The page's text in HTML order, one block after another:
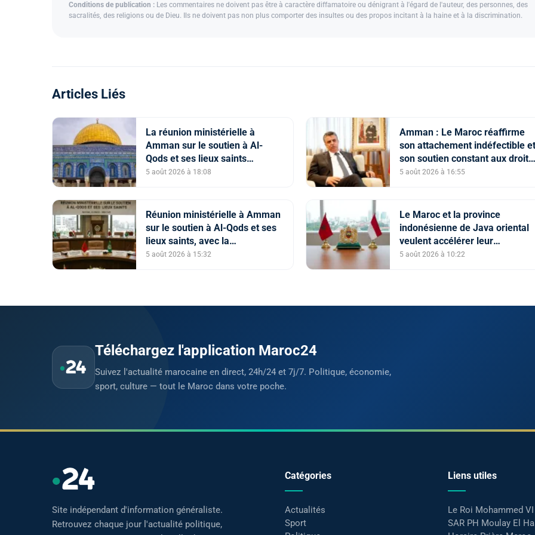
Conditions de publication : Les commentaires ne doivent pas être à caractère diffamatoire ou dénigrant à l'égard de l'auteur, des personnes, des
sacralités, des religions ou de Dieu. Ils ne doivent pas non plus comporter des insultes ou des propos incitant à la haine et à la discrimination.
Articles Liés
La réunion ministérielle à
Amman sur le soutien à Al-
Qods et ses lieux saints
souligne l’importance du rôle du
5 août 2026 à 18:08
Amman : Le Maroc réaffirme
son attachement indéfectible et
son soutien constant aux droits
légitimes du peuple palestinien
5 août 2026 à 16:55
Réunion ministérielle à Amman
sur le soutien à Al-Qods et ses
lieux saints, avec la
participation du Maroc
5 août 2026 à 15:32
Le Maroc et la province
indonésienne de Java oriental
veulent accélérer leur
coopération économique et
5 août 2026 à 10:22
Téléchargez l'application Maroc24
Suivez l'actualité marocaine en direct, 24h/24 et 7j/7. Politique, économie,
sport, culture — tout le Maroc dans votre poche.
Site indépendant d'information généraliste.
Retrouvez chaque jour l'actualité politique,
Catégories
Actualités
Sport
Liens utiles
Le Roi Mohammed VI
SAR PH Moulay El